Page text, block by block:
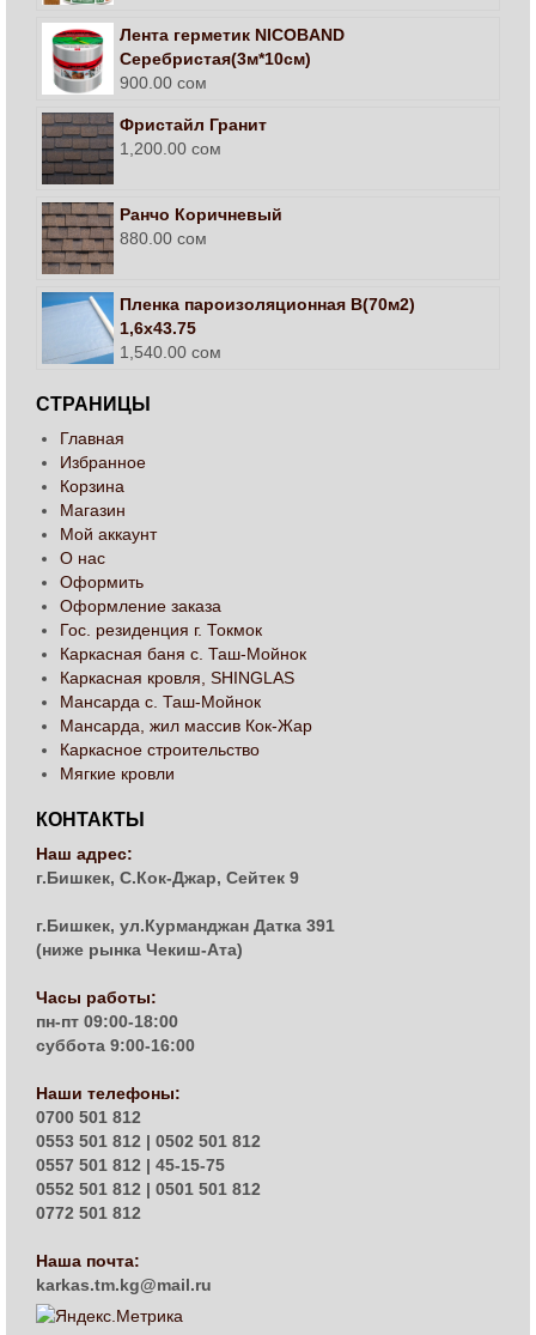
Лента герметик NICOBAND
Серебристая(3м*10см)
900.00 сом
Фристайл Гранит
1,200.00 сом
Ранчо Коричневый
880.00 сом
Пленка пароизоляционная В(70м2)
1,6х43.75
1,540.00 сом
СТРАНИЦЫ
Главная
Избранное
Корзина
Магазин
Мой аккаунт
О нас
Оформить
Оформление заказа
Гос. резиденция г. Токмок
Каркасная баня с. Таш-Мойнок
Каркасная кровля, SHINGLAS
Мансарда с. Таш-Мойнок
Мансарда, жил массив Кок-Жар
Каркасное строительство
Мягкие кровли
КОНТАКТЫ
Наш адрес:
г.Бишкек, С.Кок-Джар, Сейтек 9
г.Бишкек, ул.Курманджан Датка 391
(ниже рынка Чекиш-Ата)
Часы работы:
пн-пт 09:00-18:00
суббота 9:00-16:00
Наши телефоны:
0700 501 812
0553 501 812 | 0502 501 812
0557 501 812 | 45-15-75
0552 501 812 | 0501 501 812
0772 501 812
Наша почта:
karkas.tm.kg@mail.ru